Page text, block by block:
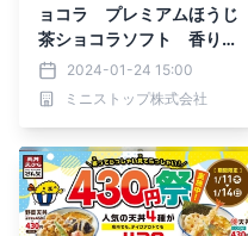
ョコラ プレミアムほうじ
茶ショコラソフト 香りを
楽しむ、和のソフト ほう
じ茶ラテソフト１月２６日
（金）より発売
2024-01-24 15:00
ミニストップ株式会社